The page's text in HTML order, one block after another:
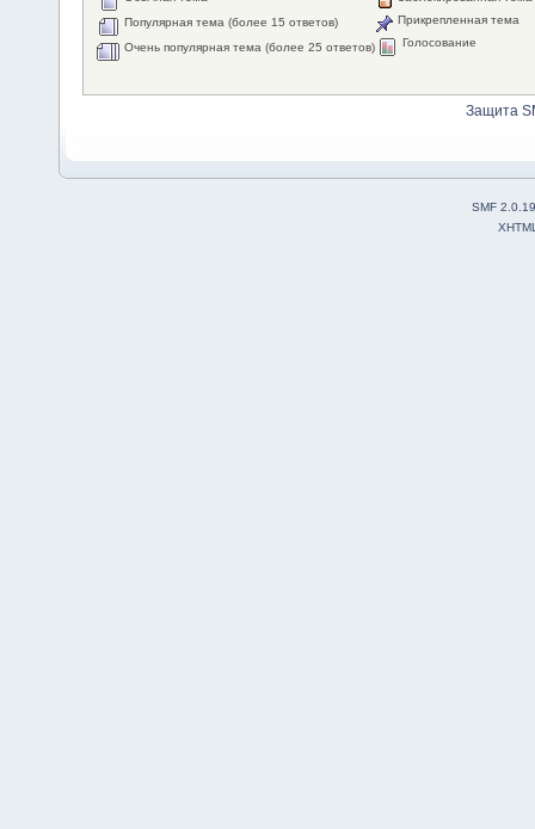
Популярная тема (более 15 ответов)
Очень популярная тема (более 25 ответов)
Прикрепленная тема
Голосование
Защита
SMF 2.0.19